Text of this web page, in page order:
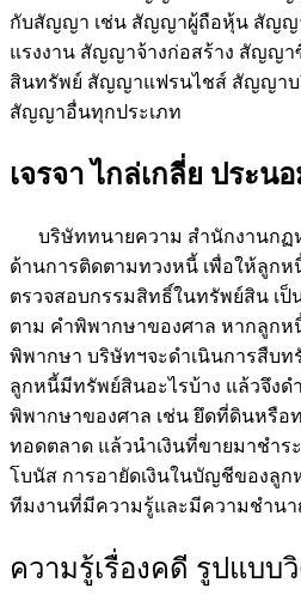
กับสัญญา เช่น สัญญาผู้ถือหุ้น สัญญ
แรงงาน สัญญาจ้างก่อสร้าง สัญญ
สินทรัพย์ สัญญาแฟรนไชส์ สัญญาบ
สัญญาอื่นทุกประเภท
เจรจา ไกล่เกลี่ย ประน
บริษัททนายความ สำนักงานกฏ
ด้านการติดตามทวงหนี้ เพื่อให้ลูกห
ตรวจสอบกรรมสิทธิ์ในทรัพย์สิน เ
ตาม คำพิพากษาของศาล หากลูก
พิพากษา บริษัทฯจะดำเนินการสืบท
ลูกหนี้มีทรัพย์สินอะไรบ้าง แล้วจึงด
พิพากษาของศาล เช่น ยึดที่ดินหรื
ทอดตลาด แล้วนำเงินที่ขายมาชำร
โบนัส การอายัดเงินในบัญชีของลู
ทีมงานที่มีความรู้และมีความชำน
ความรู้เรื่องคดี รูปแบบ